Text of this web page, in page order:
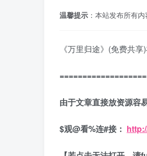
温馨提示 ：本站发布所有
《万里归途》(免费共
由于文章直接放资源
$观@看%连#接：